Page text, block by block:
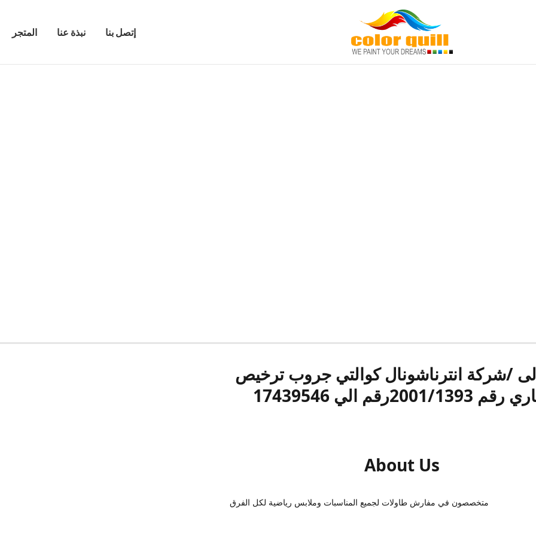
المتجر نبذة عنا إتصل بنا
/شركة انترناشونال كوالتي جروب ترخيص
2001/1393رقم الي 17439546
About Us
متخصصون في مفارش طاولات لجميع المناسبات وملابس رياضية لكل الفرق